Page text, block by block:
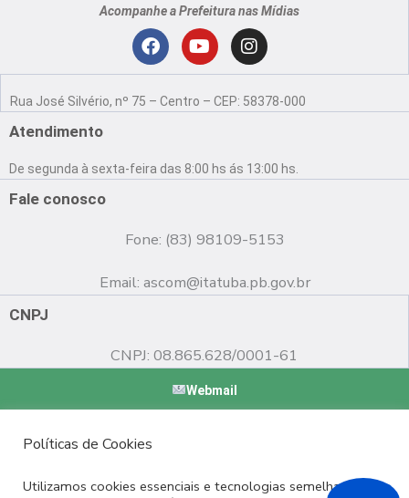
Acompanhe a Prefeitura nas Mídias
F
c
o
o
Y
u
b
e
I
n
s
g
r
Rua José Silvério, nº 75 – Centro – CEP: 58378-000
Atendimento
De segunda à sexta-feira das 8:00 hs ás 13:00 hs.
Fale conosco
Fone: (83) 98109-5153
Email: ascom@itatuba.pb.gov.br
CNPJ
CNPJ: 08.865.628/0001-61
Webmail
Políticas de Cookies
Utilizamos cookies essenciais e tecnologias semelhantes de